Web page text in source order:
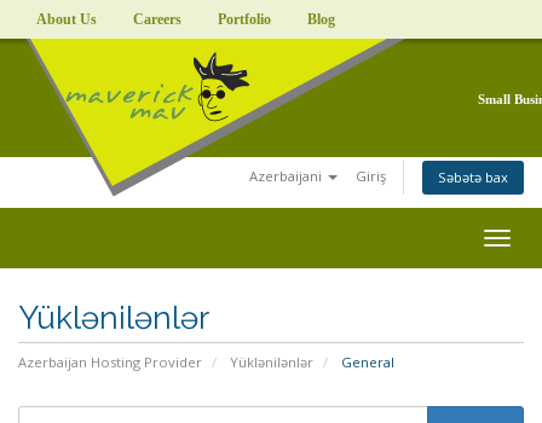
About Us Careers Portfolio Blog
Small
Azerbaijani Giriş Səbətə bax
Yüklənilənlər
Azerbaijan Hosting Provider Yüklənilənlər General